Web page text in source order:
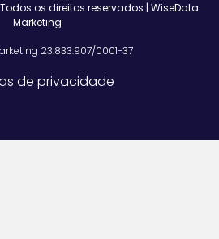
os direitos reservados | WiseData
Marketing
23.833.907/0001-37
de privacidade